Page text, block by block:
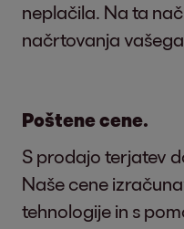
neplačila. Na ta
načrtovanja
Poštene cene.
S prodajo terjatev
Naše cene
tehnologije in s